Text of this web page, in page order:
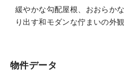
緩やかな勾配屋根、おおらか
り出す和モダンな佇まいの外観
物件データ